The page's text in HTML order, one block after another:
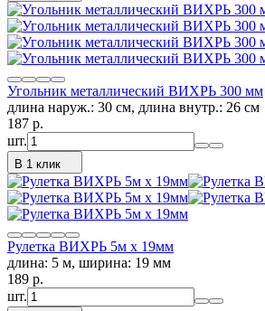
Угольник металлический ВИХРЬ 300 мм
длина наруж.: 30 см, длина внутр.: 26 см
187 p.
шт.
В 1 клик
Рулетка ВИХРЬ 5м х 19мм
длина: 5 м, ширина: 19 мм
189 p.
шт.